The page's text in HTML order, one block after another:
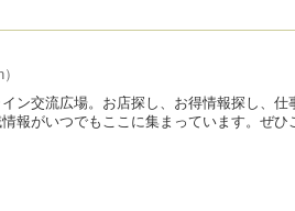
ン交流広場。お店探し、お得情報探し、
報がいつでもここに集まっています。ぜひ